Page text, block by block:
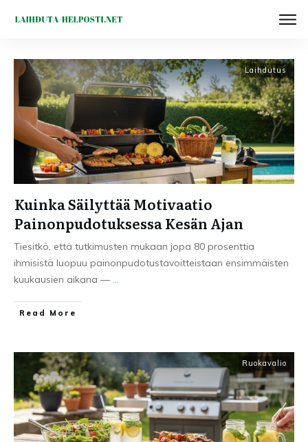
Laihdutus
Kuinka Säilyttää Motivaatio
Painonpudotuksessa Kesän Ajan
Tiesitkö, että tutkimusten mukaan jopa 80 prosenttia
ihmisistä luopuu painonpudotustavoitteistaan ensimmäisten
kuukausien aikana — ...
Read More
Ruokavalio